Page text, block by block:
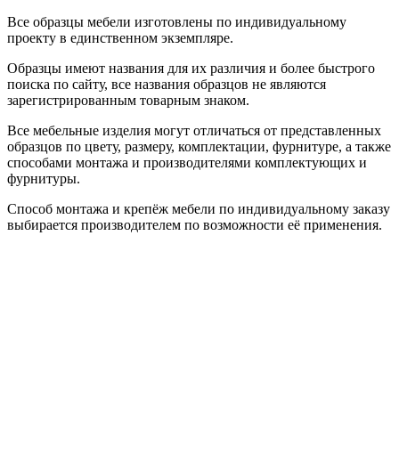
Все образцы мебели изготовлены по индивидуальному
проекту в единственном экземпляре.
Образцы имеют названия для их различия и более быстрого
поиска по сайту, все названия образцов не являются
зарегистрированным товарным знаком.
Все мебельные изделия могут отличаться от представленных
образцов по цвету, размеру, комплектации, фурнитуре, а также
способами монтажа и производителями комплектующих и
фурнитуры.
Способ монтажа и крепёж мебели по индивидуальному заказу
выбирается производителем по возможности её применения.